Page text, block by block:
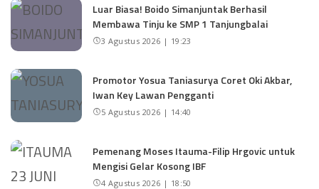
Luar Biasa! Boido Simanjuntak Berhasil
Membawa Tinju ke SMP 1 Tanjungbalai
3 Agustus 2026 | 19:23
Promotor Yosua Taniasurya Coret Oki Akbar,
Iwan Key Lawan Pengganti
5 Agustus 2026 | 14:40
Pemenang Moses Itauma-Filip Hrgovic untuk
Mengisi Gelar Kosong IBF
4 Agustus 2026 | 18:50